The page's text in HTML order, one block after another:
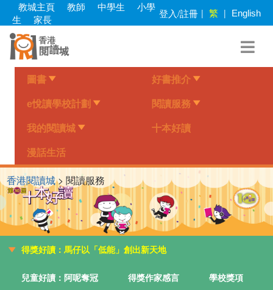
main
content
教城主頁 教師 中學生
小學
生
家長 登入/註冊 | 繁 | English
圖書 好書推介
e悅讀學校計劃 閱讀服務
我的閱讀城 十本好讀
漫話生活
香港閱讀城> 閱讀服務
得獎好讀：馬仔以「低能」創出新天地
兒童好讀：阿呢奪冠 得獎作家感言 學校獎項